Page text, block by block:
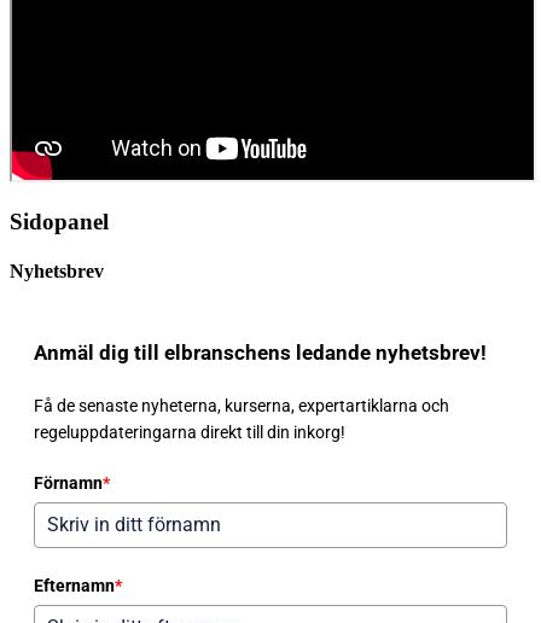
Sidopanel
Nyhetsbrev
Anmäl dig till elbranschens ledande nyhetsbrev!
Få de senaste nyheterna, kurserna, expertartiklarna och
regeluppdateringarna direkt till din inkorg!
Förnamn*
Efternamn*